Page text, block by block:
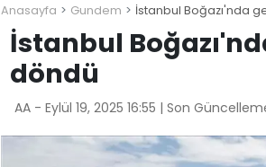
Anasayfa Gundem İstanbul Boğazı'nda
İstanbul
döndü
AA - Eylül 19, 2025 16:55 | Son